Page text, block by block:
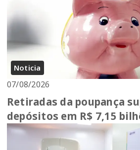
Noticia
07/08/2026
Retiradas da poupança
depósitos em R$ 7,15